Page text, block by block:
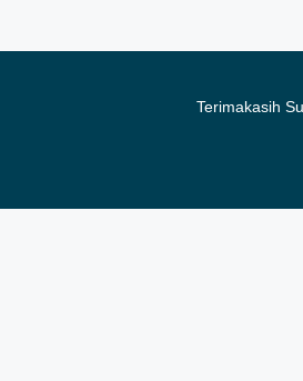
Terimakasih